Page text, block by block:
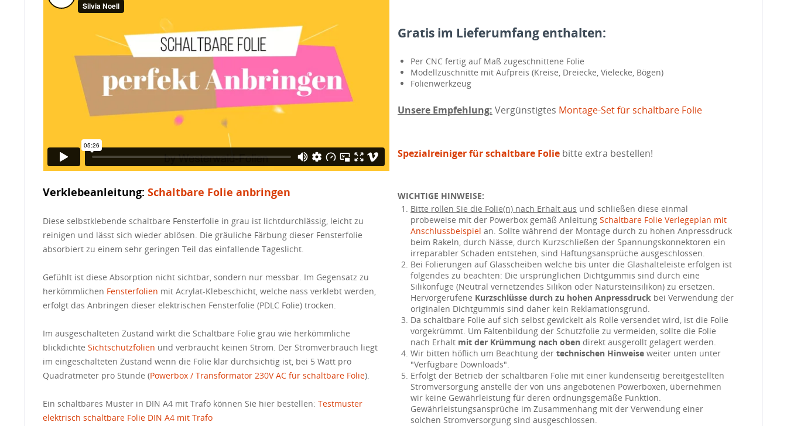
Verklebeanleitung: Schaltbare Folie anbringen
Diese selbstklebende schaltbare Fensterfolie in grau ist lichtdurchlässig, leicht zu
reinigen und lässt sich wieder ablösen. Die gräuliche Färbung dieser Fensterfolie
absorbiert zu einem sehr geringen Teil das einfallende Tageslicht.
Gefühlt ist diese Absorption nicht sichtbar, sondern nur messbar. Im Gegensatz zu
herkömmlichen Fensterfolien mit Acrylat-Klebeschicht, welche nass verklebt werden,
erfolgt das Anbringen dieser elektrischen Fensterfolie (PDLC Folie) trocken.
Im ausgeschalteten Zustand wirkt die Schaltbare Folie grau wie herkömmliche
blickdichte Sichtschutzfolien und verbraucht keinen Strom. Der Stromverbrauch liegt
im eingeschalteten Zustand wenn die Folie klar durchsichtig ist, bei 5 Watt pro
Quadratmeter pro Stunde (Powerbox / Transformator 230V AC für schaltbare Folie).
Ein schaltbares Muster in DIN A4 mit Trafo können Sie hier bestellen: Testmuster
elektrisch schaltbare Folie DIN A4 mit Trafo
Gratis im Lieferumfang enthalten:
Per CNC fertig auf Maß zugeschnittene Folie
Modellzuschnitte mit Aufpreis (Kreise, Dreiecke, Vielecke, Bögen)
Folienwerkzeug
Unsere Empfehlung: Vergünstigtes Montage-Set für schaltbare Folie
Spezialreiniger für schaltbare Folie bitte extra bestellen!
WICHTIGE HINWEISE:
Bitte rollen Sie die Folie(n) nach Erhalt aus und schließen diese einmal
probeweise mit der Powerbox gemäß Anleitung Schaltbare Folie Verlegeplan mit
Anschlussbeispiel an. Sollte während der Montage durch zu hohen Anpressdruck
beim Rakeln, durch Nässe, durch Kurzschließen der Spannungskonnektoren ein
irreparabler Schaden entstehen, sind Haftungsansprüche ausgeschlossen.
Bei Folierungen auf Glasscheiben welche bis unter die Glashalteleiste erfolgen ist
folgendes zu beachten: Die ursprünglichen Dichtgummis sind durch eine
Silikonfuge (Neutral vernetzendes Silikon oder Natursteinsilikon) zu ersetzen.
Hervorgerufene Kurzschlüsse durch zu hohen Anpressdruck bei Verwendung der
originalen Dichtgummis sind daher kein Reklamationsgrund.
Da schaltbare Folie auf sich selbst gewickelt als Rolle versendet wird, ist die Folie
vorgekrümmt. Um Faltenbildung der Schutzfolie zu vermeiden, sollte die Folie
nach Erhalt mit der Krümmung nach oben direkt ausgerollt gelagert werden.
Wir bitten höflich um Beachtung der technischen Hinweise weiter unten unter
"Verfügbare Downloads".
Erfolgt der Betrieb der schaltbaren Folie mit einer kundenseitig bereitgestellten
Stromversorgung anstelle der von uns angebotenen Powerboxen, übernehmen
wir keine Gewährleistung für deren ordnungsgemäße Funktion.
Gewährleistungsansprüche im Zusammenhang mit der Verwendung einer
solchen Stromversorgung sind ausgeschlossen.